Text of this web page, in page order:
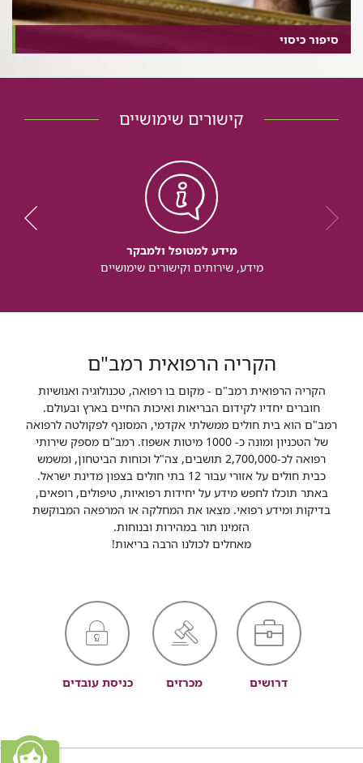
סיפור כיסוי
קישורים שימושיים
מידע למטופל ולמבקר
מידע, שירותים וקישורים שימושיים
הקריה הרפואית רמב"ם
הקריה הרפואית רמב"ם - מקום בו רפואה, טכנולוגיה ואנושיות
חוברים יחדיו לקידום הבריאות ואיכות החיים בארץ ובעולם.
רמב"ם הוא בית חולים ממשלתי אקדמי, המסונף לפקולטה לרפואה
של הטכניון ומונה כ- 1000 מיטות אשפוז. רמב"ם מספק שירותי
רפואה לכ-2,700,000 תושבים, צה"ל וכוחות הביטחון, ומשמש
כבית חולים על אזורי עבור 12 בתי חולים בצפון מדינת ישראל.
באתר תוכלו לחפש מידע על יחידות רפואיות, טיפולים, רופאים,
בדיקות ומידע רפואי. מצאו את המחלקה או המרפאה המבוקשת
הזמינו תור במהירות ובנוחות.
מאחלים לכולנו הרבה בריאות!
דרושים מכרזים כניסת עובדים